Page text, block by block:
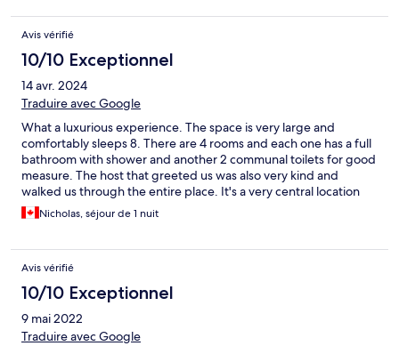
and having a few drinks. I would definitely recommend this
place to family and friends
Avis vérifié
10/10 Exceptionnel
14 avr. 2024
Traduire avec Google
What a luxurious experience. The space is very large and
comfortably sleeps 8. There are 4 rooms and each one has a full
bathroom with shower and another 2 communal toilets for good
measure. The host that greeted us was also very kind and
walked us through the entire place. It's a very central location
with shops and restaurants everywhere. Lots of overnight
parking and we parked at an underground parking lot that was
recommend this spot for large groups! The only small downside
is that the street outside and in the area is completely ripped up
due to construction but that's Montreal for you. 10/10!
Nicholas, séjour de 1 nuit
Avis vérifié
10/10 Exceptionnel
9 mai 2022
Traduire avec Google